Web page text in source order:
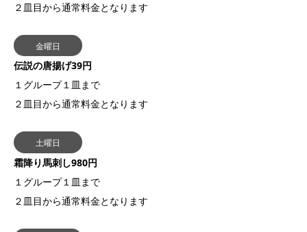
２皿目から通常料金となります
金曜日
伝説の唐揚げ39円
１グループ１皿まで
２皿目から通常料金となります
土曜日
霜降り馬刺し980円
１グループ１皿まで
２皿目から通常料金となります